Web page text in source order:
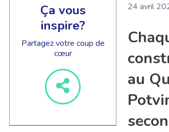
Ça vous
inspire?
Partagez votre coup de
cœur
24 avril
au